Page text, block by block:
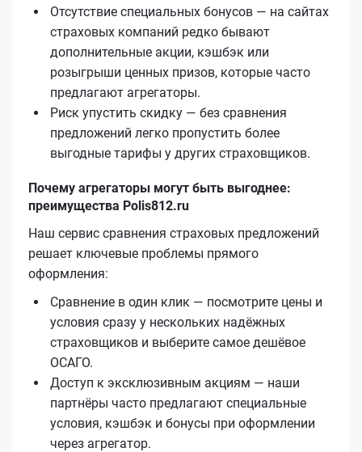
Отсутствие специальных бонусов — на сайтах
страховых компаний редко бывают
дополнительные акции, кэшбэк или
розыгрыши ценных призов, которые часто
предлагают агрегаторы.
Риск упустить скидку — без сравнения
предложений легко пропустить более
выгодные тарифы у других страховщиков.
Почему агрегаторы могут быть выгоднее:
преимущества Polis812.ru
Наш сервис сравнения страховых предложений
решает ключевые проблемы прямого
оформления:
Сравнение в один клик — посмотрите цены и
условия сразу у нескольких надёжных
страховщиков и выберите самое дешёвое
ОСАГО.
Доступ к эксклюзивным акциям — наши
партнёры часто предлагают специальные
условия, кэшбэк и бонусы при оформлении
через агрегатор.